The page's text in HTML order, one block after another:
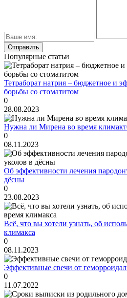
Популярные статьи
Тетраборат натрия – бюджетное и
борьбы со стоматитом
0
28.08.2023
Нужна ли Мирена во время
0
08.11.2023
Об эффективности лечения
дёсны
0
23.08.2023
Всё, что вы хотели узнать, об
климакса
0
08.11.2023
Эффективные свечи от
0
11.07.2022